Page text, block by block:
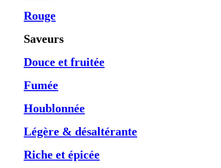
Rouge
Saveurs
Douce et fruitée
Fumée
Houblonnée
Légère & désaltérante
Riche et épicée